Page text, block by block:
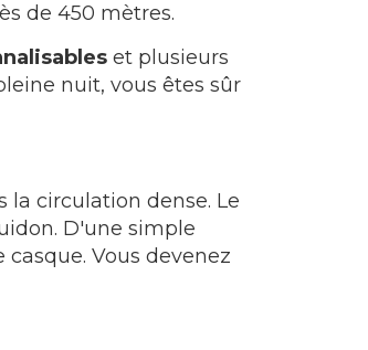
de 450 mètres.
et plusieurs
nuit, vous êtes sûr
circulation dense. Le
D'une simple
Vous devenez